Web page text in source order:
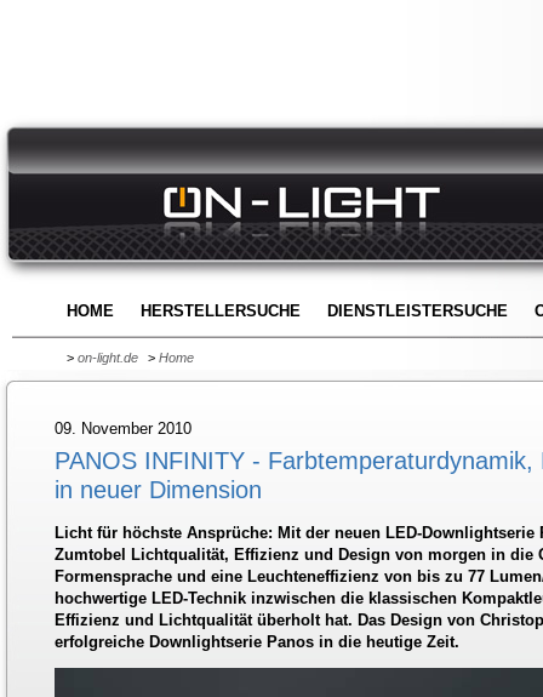
HOME HERSTELLERSUCHE DIENSTLEISTERSUCHE
> on-light.de > Home
09. November 2010
PANOS INFINITY - Farbtemperaturdynamik,
in neuer Dimension
Licht für höchste Ansprüche: Mit der neuen LED-
Zumtobel Lichtqualität, Effizienz und Design von morgen in die
Formensprache und eine Leuchteneffizienz von bis zu 77
hochwertige LED-Technik inzwischen die klassischen
Effizienz und Lichtqualität überholt hat. Das Design von
erfolgreiche Downlightserie Panos in die heutige Zeit.